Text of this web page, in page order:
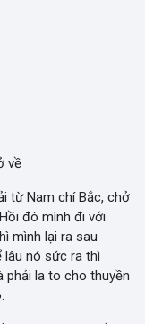
về
từ Nam chí Bắc, chở
đó mình đi với
mình lại ra sau
lâu nó sức ra thì
phải la to cho thuyền